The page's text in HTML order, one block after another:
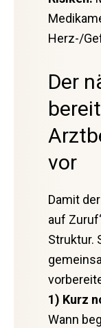
Herz-/
Der
vor
Damit
auf
Struktur.
1) Kurz
Wann